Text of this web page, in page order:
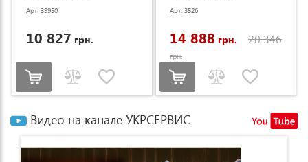
Арт: 39950
10 827 грн.
Арт: 3526
14 888 грн. 20 346
грн.
Видео на канале УКРСЕРВИС